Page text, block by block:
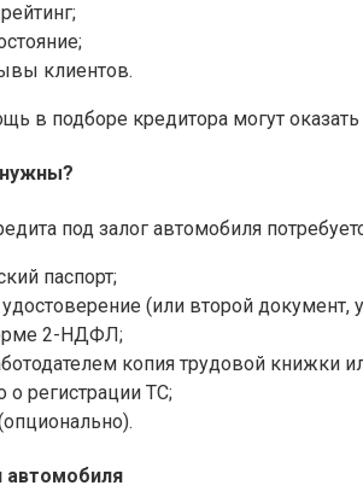
клиентов.
в подборе кредитора могут
под залог автомобиля
паспорт;
(или второй
2-НДФЛ;
копия трудовой книжки
о регистрации ТС;
автомобиля